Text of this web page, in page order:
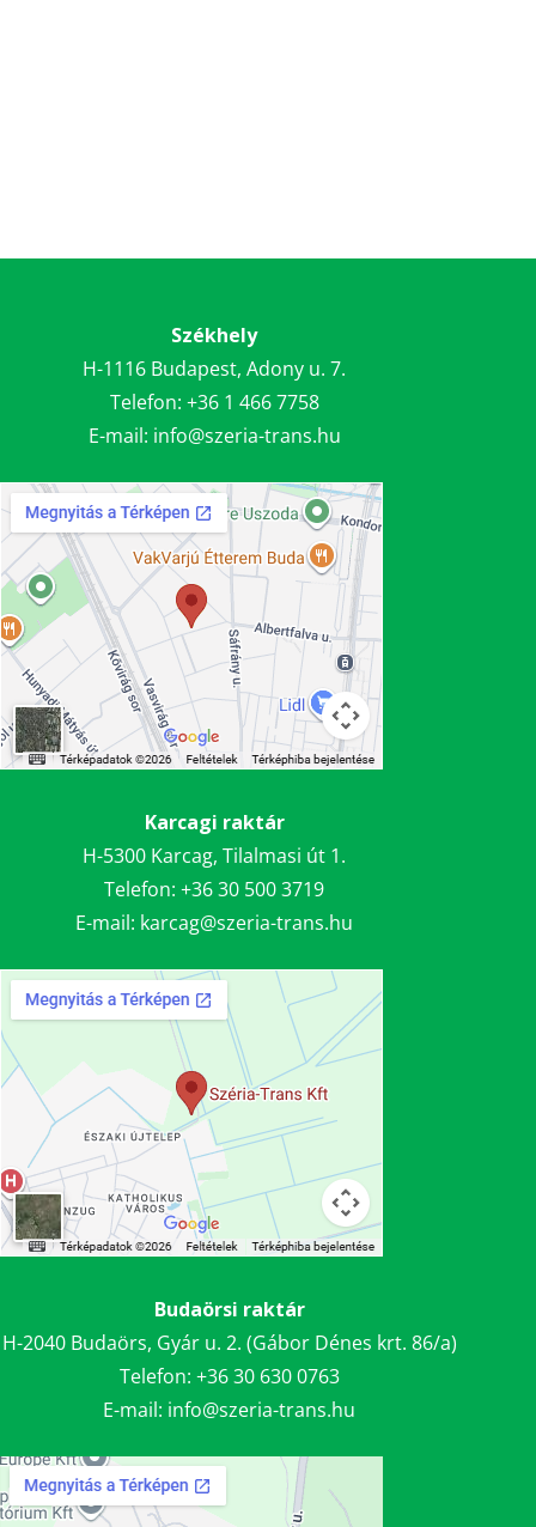
Székhely
H-1116 Budapest, Adony u. 7.
Telefon: +36 1 466 7758
E-mail: info@szeria-trans.hu
Karcagi raktár
H-5300 Karcag, Tilalmasi út 1.
Telefon:+36 30 500 3719
E-mail: karcag@szeria-trans.hu
Budaörsi raktár
H-2040 Budaörs, Gyár u. 2. (Gábor Dénes krt. 86/a)
Telefon: +36 30 630 0763
E-mail: info@szeria-trans.hu